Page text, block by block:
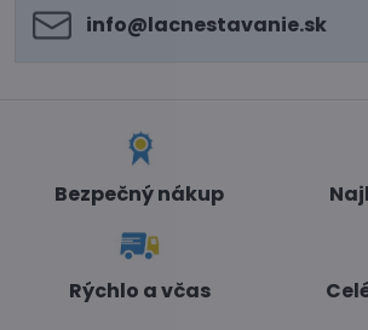
info​@lacnestavanie​.sk
Bezpečný nákup
Rýchlo a včas